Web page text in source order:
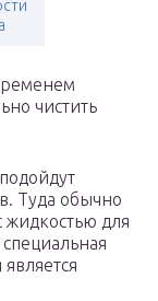
чистить
Туда обычно
жидкостью для